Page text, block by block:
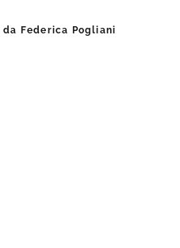
da Federica Pogliani